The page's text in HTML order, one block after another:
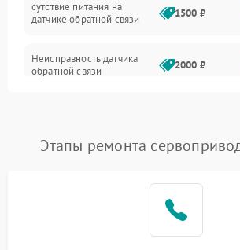
сутствие питания на
датчике обратной связи
1500 ₽
Неисправность датчика
обратной связи
2000 ₽
Этапы ремонта